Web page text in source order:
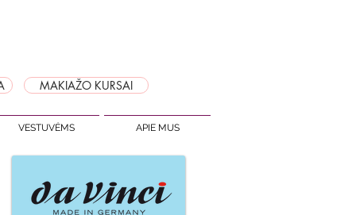
VESTUVĖMS APIE MUS
MAKIAŽO KURSAI